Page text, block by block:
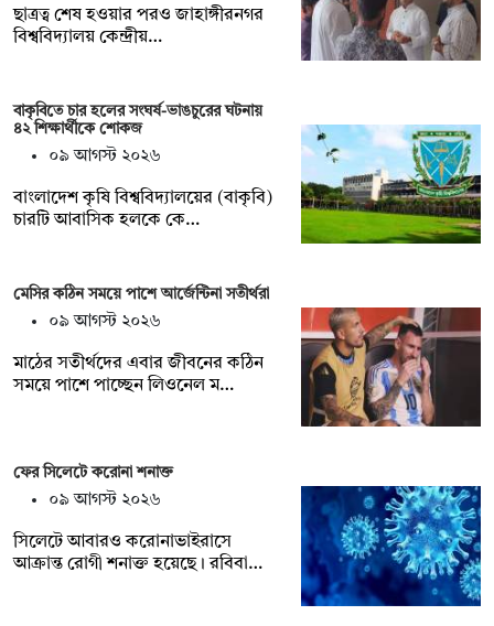
ছাত্রত্ব শেষ হওয়ার পরও জাহাঙ্গীরনগর
বিশ্ববিদ্যালয় কেন্দ্রীয়…
বাকৃবিতে চার হলের সংঘর্ষ-ভাঙচুরের ঘটনায়
৪২ শিক্ষার্থীকে শোকজ
০৯ আগস্ট ২০২৬
বাংলাদেশ কৃষি বিশ্ববিদ্যালয়ের (বাকৃবি)
চারটি আবাসিক হলকে কে…
মেসির কঠিন সময়ে পাশে আর্জেন্টিনা সতীর্থরা
০৯ আগস্ট ২০২৬
মাঠের সতীর্থদের এবার জীবনের কঠিন
সময়ে পাশে পাচ্ছেন লিওনেল ম…
ফের সিলেটে করোনা শনাক্ত
০৯ আগস্ট ২০২৬
সিলেটে আবারও করোনাভাইরাসে
আক্রান্ত রোগী শনাক্ত হয়েছে। রবিবা…